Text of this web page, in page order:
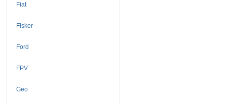
Fiat
Fisker
Ford
FPV
Geo